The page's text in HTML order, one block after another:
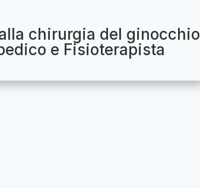
chirurgia del ginocchio
e Fisioterapista